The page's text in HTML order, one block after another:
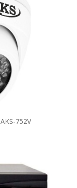
752V